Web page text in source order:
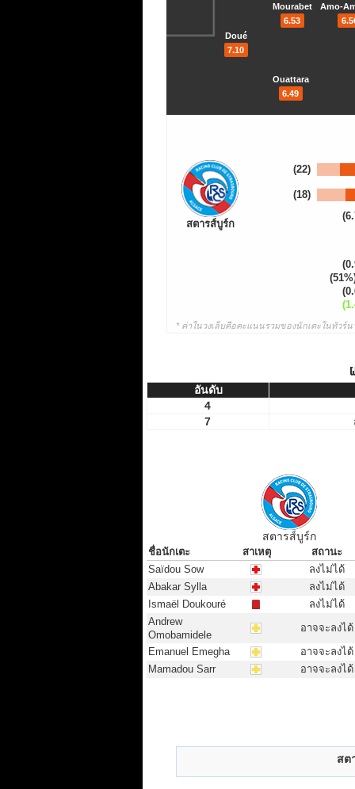
Doué
7.10
Mourabet
6.53
Ouattara
6.49
Amo-
สตารส์บูร์ก
(22)
(18)
* ค่าในวงเล็บคือคะแนนรวมของนักเตะในทัวร์
อันดับ
4
7
อันดับ
สตารส์บูร์ก
ชื่อนักเตะ สาเหตุ
สถานะ
Saïdou Sow
ลงไม่ได้
Abakar Sylla
ลงไม่ได้
Ismaël Doukouré
ลงไม่ได้
Andrew
Omobamidele
อาจจะลงได้
Emanuel Emegha
อาจจะลงได้
Mamadou Sarr
อาจจะลงได้
ชื่อนักเตะ สาเหตุ สถานะ
สต